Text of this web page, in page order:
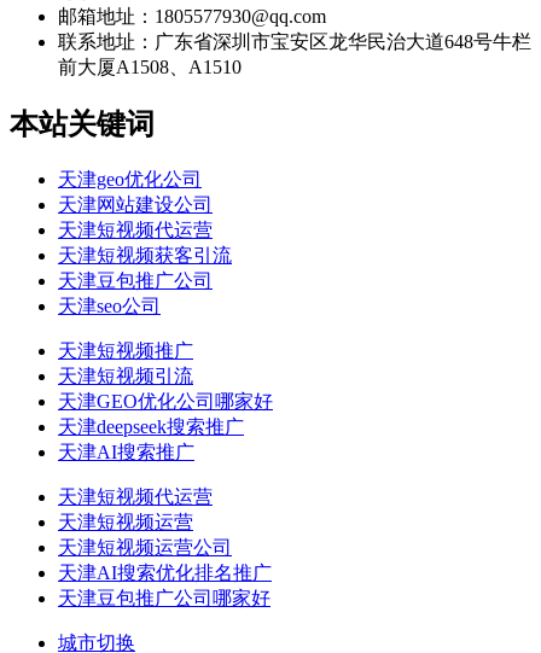
邮箱地址：1805577930@qq.com
联系地址： 广东省深圳市宝安区龙华民治大道648号牛栏
前大厦A1508、A1510
本站关键词
天津geo优化公司
天津网站建设公司
天津短视频代运营
天津短视频获客引流
天津豆包推广公司
天津seo公司
天津短视频推广
天津短视频引流
天津GEO优化公司哪家好
天津deepseek搜索推广
天津AI搜索推广
天津短视频代运营
天津短视频运营
天津短视频运营公司
天津AI搜索优化排名推广
天津豆包推广公司哪家好
城市切换